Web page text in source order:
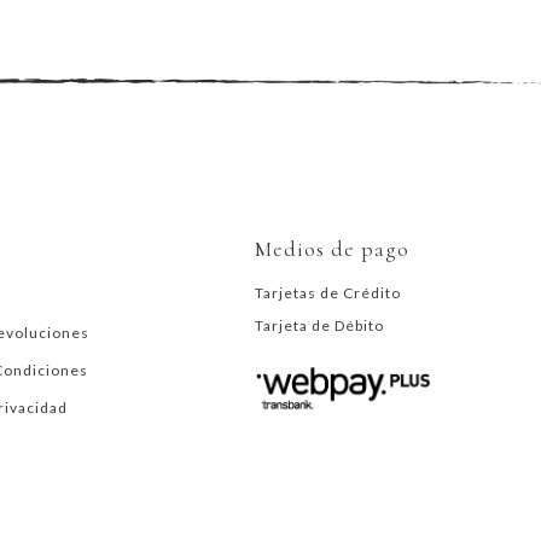
Medios de pago
Tarjetas de Crédito
Tarjeta de Débito